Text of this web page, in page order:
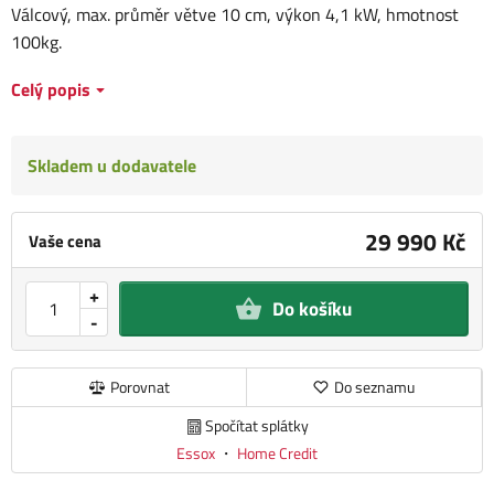
Vaše cena 29 990 Kč
-
+ Do košíku
Porovnat
Do seznamu
Spočítat splátky
Essox ・ Home Credit
Válcový, max. průměr větve 10 cm, výkon 4,1 kW, hmotnost
100kg.
Celý popis
Skladem u dodavatele